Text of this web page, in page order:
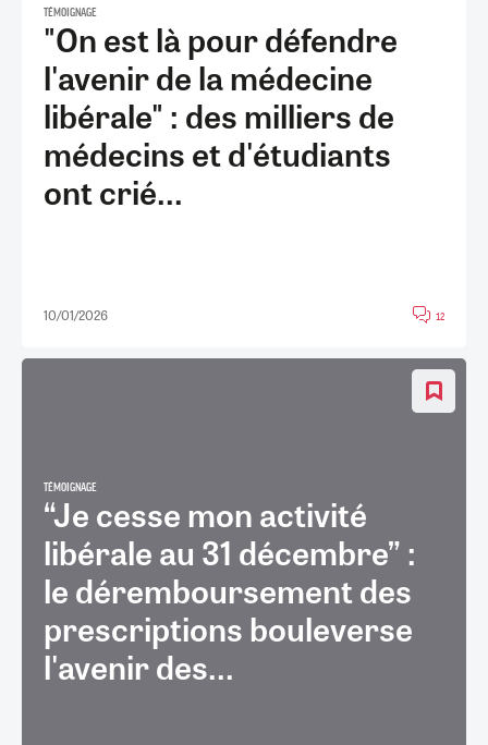
TÉMOIGNAGE
"On est là pour défendre
l'avenir de la médecine
libérale" : des milliers de
médecins et d'étudiants
ont crié...
10/01/2026 12
TÉMOIGNAGE
“Je cesse mon activité
libérale au 31 décembre” :
le déremboursement des
prescriptions bouleverse
l'avenir des...